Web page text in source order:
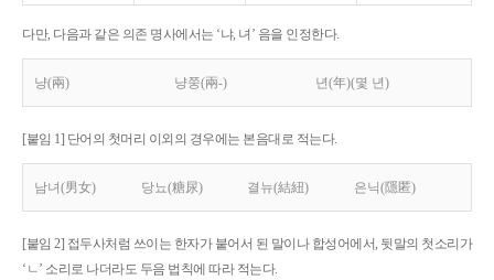
다만, 다음과 같은 의존 명사에서는 ‘냐, 녀’ 음을 인정한다.
냥(兩) 냥쭝(兩-) 년(年)(몇 년)
[붙임 1] 단어의 첫머리 이외의 경우에는 본음대로 적는다.
남녀(男女) 당뇨(糖尿) 결뉴(結紐) 은닉(隱匿)
[붙임 2] 접두사처럼 쓰이는 한자가 붙어서 된 말이나 합성어에서, 뒷말의 첫소리가
‘ㄴ’ 소리로 나더라도 두음 법칙에 따라 적는다.